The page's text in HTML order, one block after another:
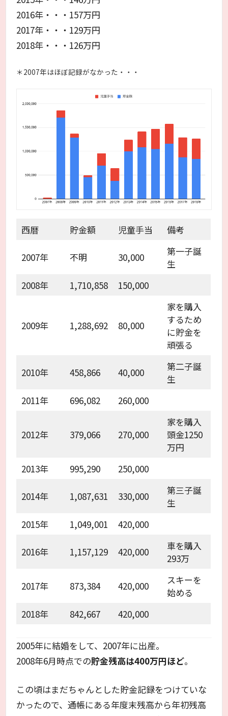
2016年・・・157万円
2017年・・・129万円
2018年・・・126万円
＊2007年はほぼ記録がなかった・・・
西暦 貯金額 児童手当 備考
2007年 不明 30,000
第一子誕
生
2008年
1,710,858 150,000
2009年 1,288,692 80,000
家を購入
するため
に貯金を
頑張る
2010年 458,866 40,000
第二子誕
生
2011年
696,082 260,000
2012年 379,066 270,000
家を購入
頭金1250
万円
2013年
995,290 250,000
2014年 1,087,631 330,000
第三子誕
生
2015年
1,049,001 420,000
2016年 1,157,129 420,000
車を購入
293万
2017年 873,384 420,000
スキーを
始める
2018年
842,667 420,000
2005年に結婚をして、2007年に出産。
2008年6月時点での貯金残高は400万円ほど。
この頃はまだちゃんとした貯金記録をつけていな
かったので、通帳にある年度末残高から年初残高